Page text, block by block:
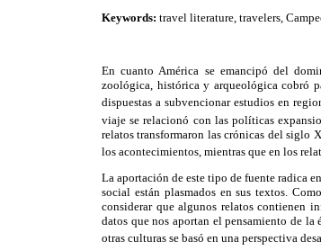
Keywords: travel literature, travelers,
En cuanto América se emancipó del
zoológica, histórica y arqueológica cobró
dispuestas a subvencionar estudios en
viaje se relacionó con las políticas
relatos transformaron las crónicas del siglo
los acontecimientos, mientras que en los
La aportación de este tipo de fuente radica
social están plasmados en sus textos.
considerar que algunos relatos contienen
datos que nos aportan el pensamiento de
otras culturas se basó en una perspectiva